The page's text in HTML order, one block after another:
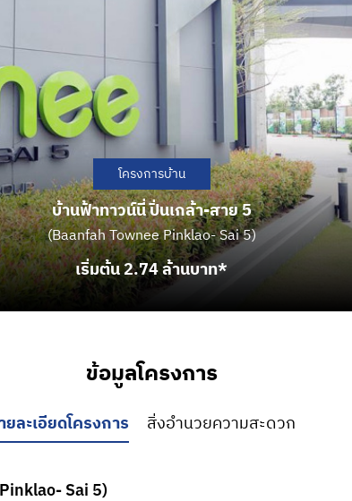
โครงการบ้าน
บ้านฟ้าทาวน์นี่ ปิ่นเกล้า-สาย 5
(Baanfah Townee Pinklao- Sai 5)
เริ่มต้น 2.74 ล้านบาท*
ข้อมูลโครงการ
ยละเอียดโครงการ สิ่งอำนวยความสะดวก
Sai 5)